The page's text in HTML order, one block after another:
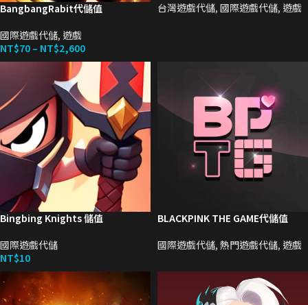
BangbangRabit代儲值
國際遊戲代儲, 遊戲
NT$70 – NT$2,600
台灣遊戲代儲, 國際遊戲代儲, 遊戲
Bingbing Knights 儲值
國際遊戲代儲
NT$10
BLACKPINK THE GAME代儲值
國際遊戲代儲, 熱門遊戲代儲, 遊戲